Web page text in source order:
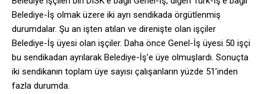
Belediye-İş olmak üzere iki ayrı sendikada örgütlenmiş
durumdalar. Şu an işten atılan ve direnişte olan işçiler
Belediye-İş üyesi olan işçiler. Daha önce Genel-İş üyesi 50 işçi
bu sendikadan ayrılarak Belediye-İş’e üye olmuşlardı. Sonuçta
iki sendikanın toplam üye sayısı çalışanların yüzde 51’inden
fazla durumda.